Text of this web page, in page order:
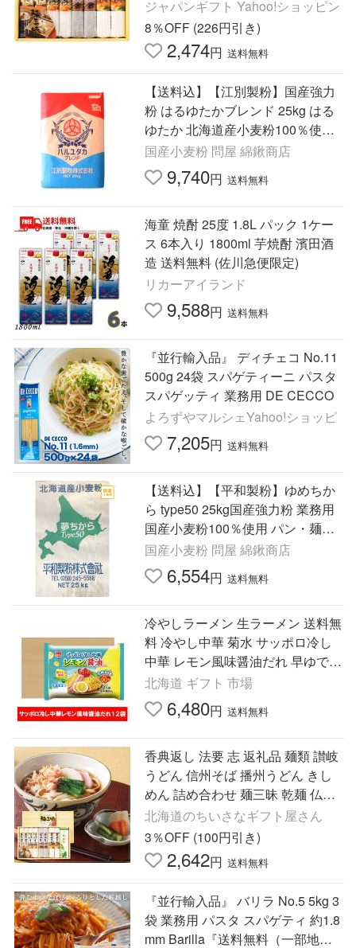
無料 MYJNG-250
ジャパンギフト Yahoo!ショッピン
8％OFF (226円引き)
2,474円 送料無料
【送料込】【江別製粉】国産強力
粉 はるゆたかブレンド 25kg はる
ゆたか 北海道産小麦粉100％使用
パン・麺類用 業務用サイズ 国産小
麦
国産小麦粉 問屋 綿鍬商店
9,740円 送料無料
海童 焼酎 25度 1.8L パック 1ケー
ス 6本入り 1800ml 芋焼酎 濱田酒
造 送料無料 (佐川急便限定)
リカーアイランド
9,588円 送料無料
『並行輸入品』 ディチェコ No.11
500g 24袋 スパゲティーニ パスタ
スパゲッティ 業務用 DE CECCO
よろずやマルシェYahoo!ショッピ
7,205円 送料無料
【送料込】【平和製粉】ゆめちか
ら type50 25kg国産強力粉 業務用
国産小麦粉100％使用 パン・麺類
用 業務用サイズ 強力粉 北海道産
小麦 ベーグル用粉
国産小麦粉 問屋 綿鍬商店
6,554円 送料無料
冷やしラーメン 生ラーメン 送料無
料 冷やし中華 菊水 サッポロ冷し
中華 レモン風味醤油だれ 早ゆで90
秒 生麺 冷し中華 スープ 1袋(2食
入)×12袋 麺類 ラーメン
北海道 ギフト 市場
6,480円 送料無料
香典返し 法要 志 返礼品 麺類 讃岐
うどん 信州そば 播州うどん きし
めん 詰め合わせ 麺三昧 乾麺 仏事
四十九日 一周忌 お供え 満中陰志
法事
北海道のちいさなギフト屋さん
3％OFF (100円引き)
2,642円 送料無料
『並行輸入品』 バリラ No.5 5kg 3
袋 業務用 パスタ スパゲティ 約1.8
mm Barilla『送料無料（一部地域